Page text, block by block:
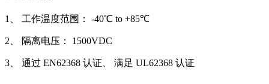
1、 工作温度范围： -40℃ to +85℃
2、 隔离电压： 1500VDC
3、 通过 EN62368 认证、 满足 UL62368 认证